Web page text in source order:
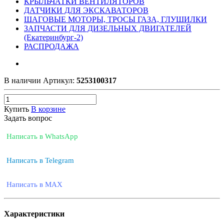
ДАТЧИКИ ДЛЯ ЭКСКАВАТОРОВ
ШАГОВЫЕ МОТОРЫ, ТРОСЫ ГАЗА, ГЛУШИЛКИ
ЗАПЧАСТИ ДЛЯ ДИЗЕЛЬНЫХ ДВИГАТЕЛЕЙ
(Екатеринбург-2)
РАСПРОДАЖА
В наличии Артикул: 5253100317
Купить В корзине
Задать вопрос
Написать в WhatsApp
Написать в Telegram
Написать в MAX
Характеристики